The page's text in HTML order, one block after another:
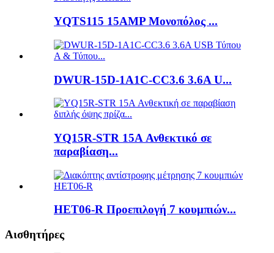
YQTS115 15AMP Μονοπόλος ...
DWUR-15D-1A1C-CC3.6 3.6A U...
YQ15R-STR 15A Ανθεκτικό σε
παραβίαση...
HET06-R Προεπιλογή 7 κουμπιών...
Αισθητήρες